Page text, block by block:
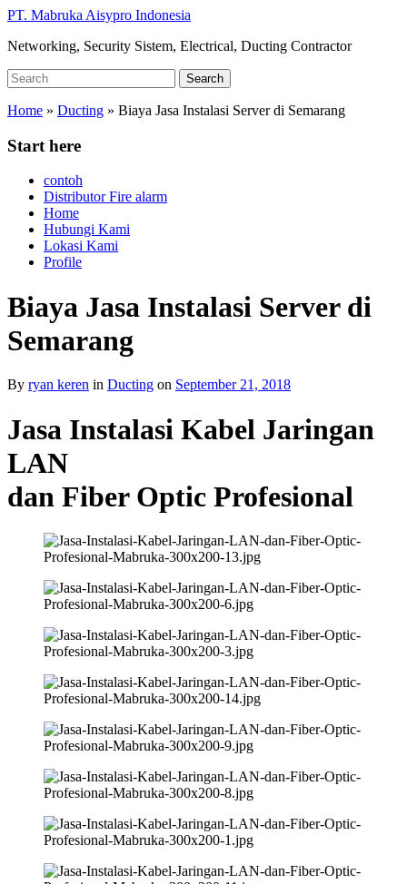
Skip
main
PT. Mabruka Aisypro Indonesia
Networking, Security Sistem, Electrical, Ducting Contractor
Search
for:
Search
Home » Ducting » Biaya Jasa Instalasi Server di Semarang
Start here
contoh
Distributor Fire alarm
Home
Hubungi Kami
Lokasi Kami
Profile
Biaya Jasa Instalasi Server di
Semarang
By ryan keren in Ducting on September 21, 2018
Jasa Instalasi Kabel Jaringan
LAN
dan Fiber Optic Profesional